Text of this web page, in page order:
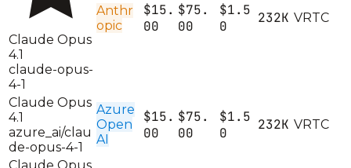
Claude Opus
4.1
claude-opus-
4-1
Anthr
opic
$15.
00
$75.
00
$1.5
0
232K VRTC
Claude Opus
4.1
azure_ai/clau
de-opus-4-1
Azure
Open
AI
$15.
00
$75.
00
$1.5
0
232K VRTC